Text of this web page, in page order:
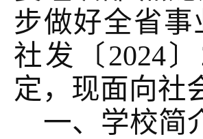
步做好全省
社发〔2024
定，现面向社
一、学校简